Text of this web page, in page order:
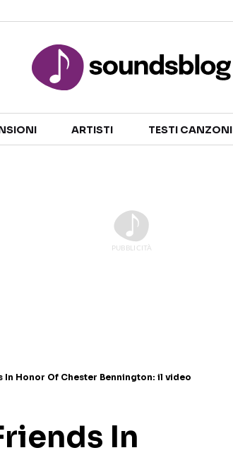
TALENT SHOW
ARTISTI TESTI CANZONI
In Honor Of Chester Bennington: il video
In